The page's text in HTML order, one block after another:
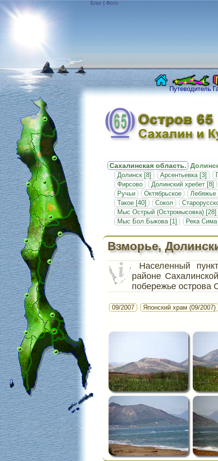
Блог | Фото
Путеводитель
Сахалинская область.
Долинск [8] Арсентьевка [3]
Фирсово
Долинский хребет [8]
Ручьи
Октябрьское
Лебяжье
Такое [40]
Сокол
Мыс Острый (Остромысовка) [28]
Мыс Бол.Быкова [1]
Река
Взморье,
Населенный
районе
побережье острова
09/2007 Японский храм (09/2007)